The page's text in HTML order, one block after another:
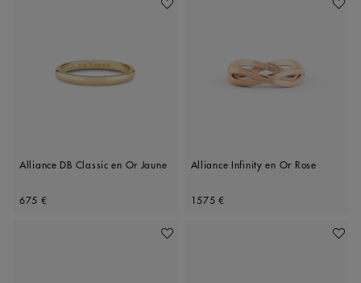
Ajouter À Ma Wishlist
Alliance DB Classic en Or Jaune
Original price
675 €
Alliance Infinity en Or Rose
Original price
1575 €
Ajouter À Ma Wishlist